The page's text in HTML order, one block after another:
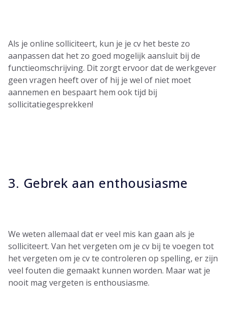
Als je online solliciteert, kun je je cv het beste zo
aanpassen dat het zo goed mogelijk aansluit bij de
functieomschrijving. Dit zorgt ervoor dat de werkgever
geen vragen heeft over of hij je wel of niet moet
aannemen en bespaart hem ook tijd bij
sollicitatiegesprekken!
3. Gebrek aan enthousiasme
We weten allemaal dat er veel mis kan gaan als je
solliciteert. Van het vergeten om je cv bij te voegen tot
het vergeten om je cv te controleren op spelling, er zijn
veel fouten die gemaakt kunnen worden. Maar wat je
nooit mag vergeten is enthousiasme.